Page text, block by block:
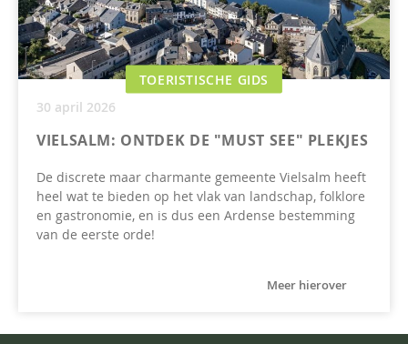
TOERISTISCHE GIDS
30 april 2026
VIELSALM: ONTDEK DE "MUST SEE" PLEKJES
De discrete maar charmante gemeente Vielsalm heeft
heel wat te bieden op het vlak van landschap, folklore
en gastronomie, en is dus een Ardense bestemming
van de eerste orde!
Meer hierover